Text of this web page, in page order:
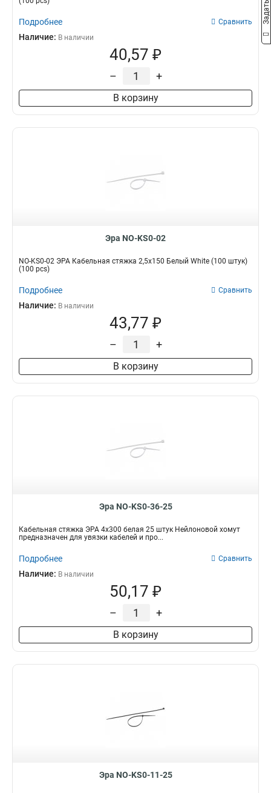
Подробнее Сравнить
Наличие: В наличии
40,57 ₽
– +
В корзину
Эра NO-KS0-02
NO-KS0-02 ЭРА Кабельная стяжка 2,5х150 Белый White (100 штук)
(100 pcs)
Подробнее Сравнить
Наличие: В наличии
43,77 ₽
– +
В корзину
Эра NO-KS0-36-25
Кабельная стяжка ЭРА 4x300 белая 25 штук Нейлоновой хомут
предназначен для увязки кабелей и про...
Подробнее Сравнить
Наличие: В наличии
50,17 ₽
– +
В корзину
Эра NO-KS0-11-25